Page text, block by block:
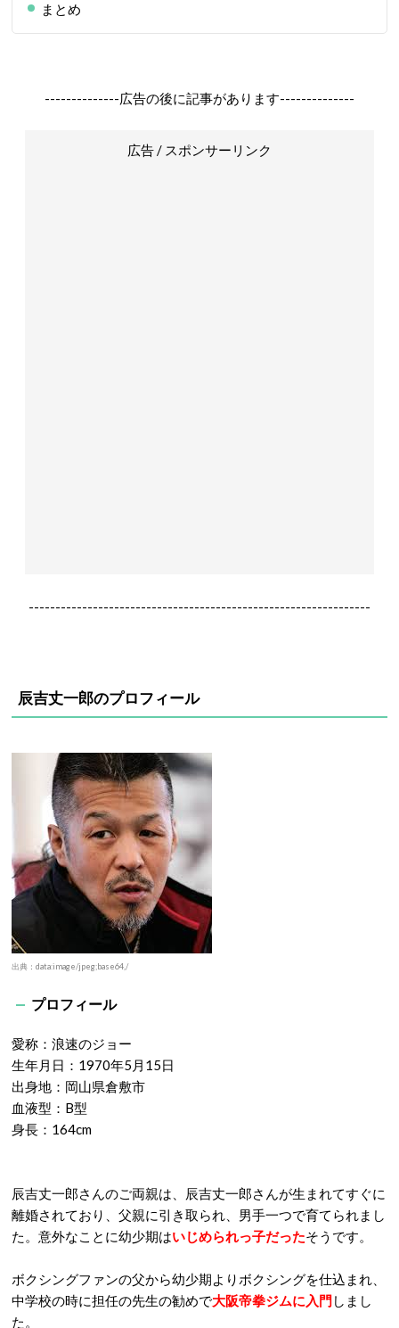
まとめ
--------------広告の後に記事があります--------------
広告 / スポンサーリンク
----------------------------------------------------------------
辰吉丈一郎のプロフィール
出典：data:image/jpeg;base64,/
プロフィール
愛称：浪速のジョー
生年月日：1970年5月15日
出身地：岡山県倉敷市
血液型：B型
身長：164cm
辰吉丈一郎さんのご両親は、辰吉丈一郎さんが生まれてすぐに
離婚されており、父親に引き取られ、男手一つで育てられまし
た。意外なことに幼少期はいじめられっ子だったそうです。
ボクシングファンの父から幼少期よりボクシングを仕込まれ、
中学校の時に担任の先生の勧めで大阪帝拳ジムに入門 しまし
た。